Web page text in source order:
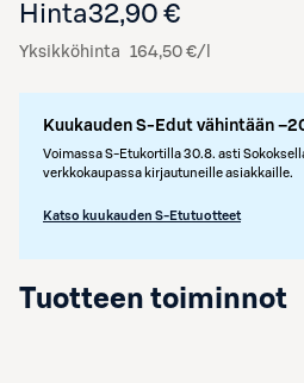
Hinta32,90 €
Yksikköhinta 164,50 €/l
Kuukauden S-Edut vähintään
Voimassa S-Etukortilla 30.8. asti
verkkokaupassa kirjautuneille asiakkaille.
Katso kuukauden S-Etutuotteet
Tuotteen toiminnot